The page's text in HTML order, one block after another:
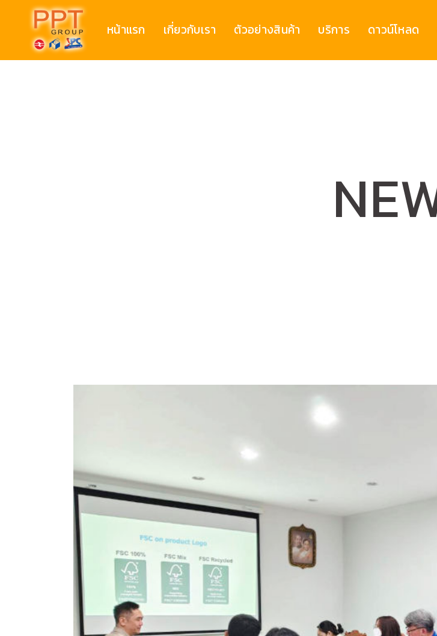
หน้าแรก เกี่ยวกับเรา ตัวอย่างสินค้า บริการ ดาวน์โหลด